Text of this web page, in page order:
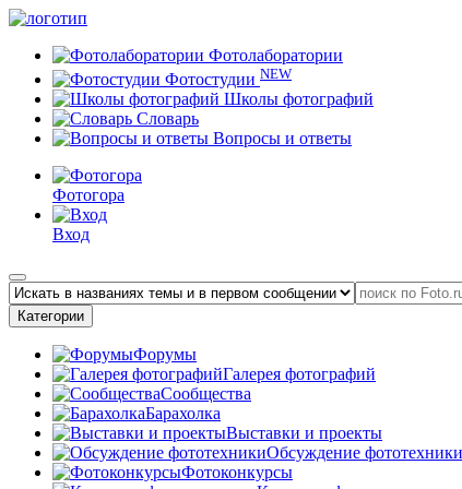
Фотолаборатории
Фотостудии NEW
Школы фотографий
Словарь
Вопросы и ответы
Фотогора
Вход
Категории
Форумы
Галерея фотографий
Сообщества
Барахолка
Выставки и проекты
Обсуждение фототехники
Фотоконкурсы